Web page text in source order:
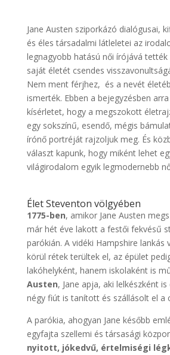
Jane Austen sziporkázó dialógusai,
és éles társadalmi látleletei az
legnagyobb hatású női írójává
saját életét csendes
Nem ment férjhez, és a nevét
ismerték. Ebben a bejegyzésben
kísérletet, hogy a megszokott
egy sokszínű, esendő, mégis
írónő portréját rajzoljuk meg. És
választ kapunk, hogy miként lehet
világirodalom egyik legmodernebb
Élet Steventon völgyében
1775-ben, amikor Jane Austen
már hét éve lakott a festői fekvésű
parókián. A vidéki Hampshire lankás
körül rétek terültek el, az épület
lakóhelyként, hanem iskolaként is
Austen, Jane apja, aki lelkészként
négy fiút is tanított és szállásolt el a
A parókia, ahogyan Jane később
egyfajta szellemi és társasági
nyitott, jókedvű, értelmiségi